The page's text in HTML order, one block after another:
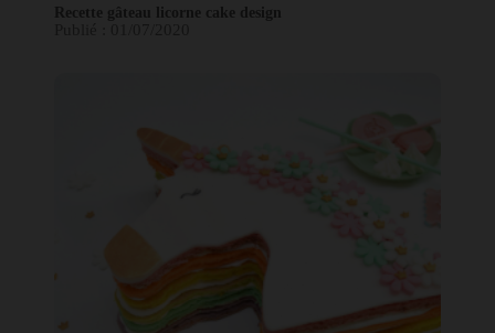
Recette gâteau licorne cake design